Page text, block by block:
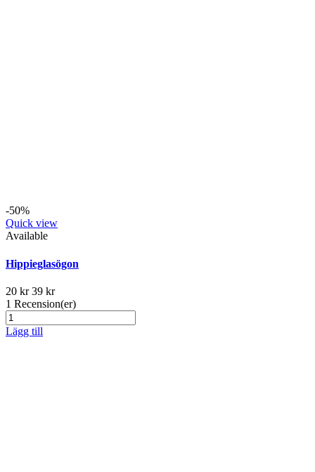
-50%
Quick view
Available
Hippieglasögon
20 kr39 kr
1 Recension(er)
Lägg till